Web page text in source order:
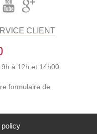
CLIENT
à 12h et 14h00
formulaire de